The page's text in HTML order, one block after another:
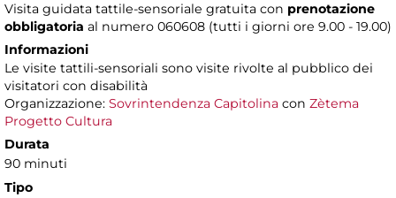
Visita guidata tattile-sensoriale gratuita con prenotazione
obbligatoria al numero 060608 (tutti i giorni ore 9.00 - 19.00)
Informazioni
Le visite tattili-sensoriali sono visite rivolte al pubblico dei
visitatori con disabilità
Organizzazione: Sovrintendenza Capitolina con Zètema
Progetto Cultura
Durata
90 minuti
Tipo